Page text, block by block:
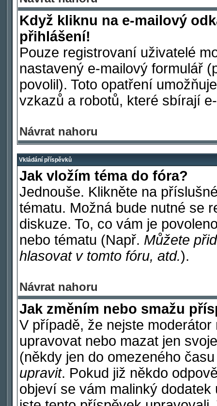
Když kliknu na e-mailový
přihlášení!
Pouze registrovaní uživatelé
nastavený e-mailový formulář
povolil). Toto opatření
vzkazů a robotů, které sbírají
Návrat nahoru
Vkládání příspěvků
Jak vložím téma do fóra?
Jednouše. Klikněte na
tématu. Možná bude nutné se
diskuze. To, co vám je
nebo tématu (Např. Můžete
hlasovat v tomto fóru, atd.).
Návrat nahoru
Jak změním nebo smažu
V případě, že nejste
upravovat nebo mazat jen
(někdy jen do omezeného
upravit. Pokud již někdo
objeví se vám malinký